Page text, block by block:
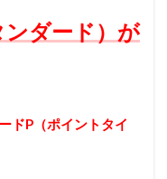
ンダード）が
ドP（ポイントタイ